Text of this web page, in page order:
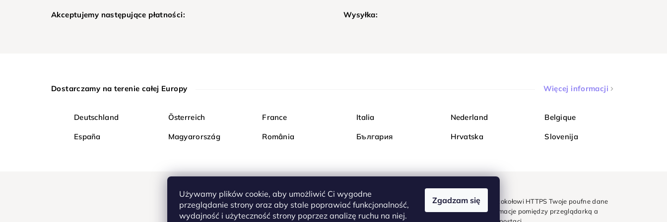
Używamy plików cookie, aby umożliwić Ci wygodne
przeglądanie strony oraz aby stale poprawiać funkcjonalność,
wydajność i użyteczność strony poprzez analizę ruchu na niej.
Zgadzam się
Akceptujemy następujące płatności: Wysyłka:
Dostarczamy na terenie całej Europy Więcej informacji
Deutschland Österreich France Italia Nederland Belgique
España Magyarország România България Hrvatska Slovenija
Kupuj bezpiecznie w Diamondi. Dzięki protokołowi HTTPS Twoje poufne dane
są całkowicie bezpieczne - wszystkie informacje pomiędzy przeglądarką a